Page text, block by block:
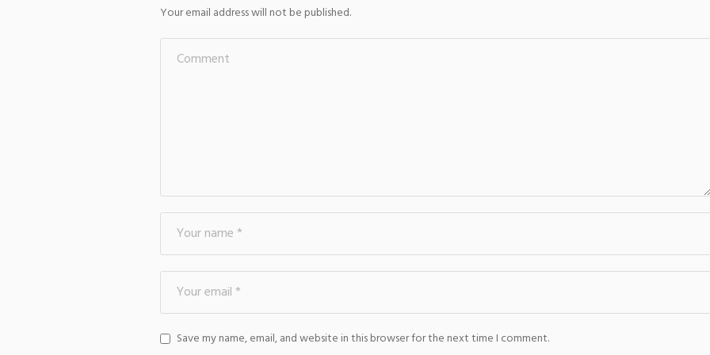
Your email address will not be published.
Save my name, email, and website in this browser for the next time I comment.